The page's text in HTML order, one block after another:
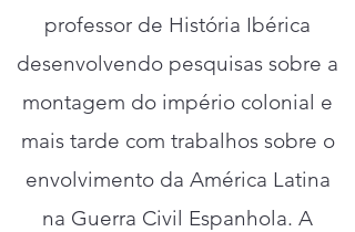
professor de História Ibérica
desenvolvendo pesquisas sobre a
montagem do império colonial e
mais tarde com trabalhos sobre o
envolvimento da América Latina
na Guerra Civil Espanhola. A